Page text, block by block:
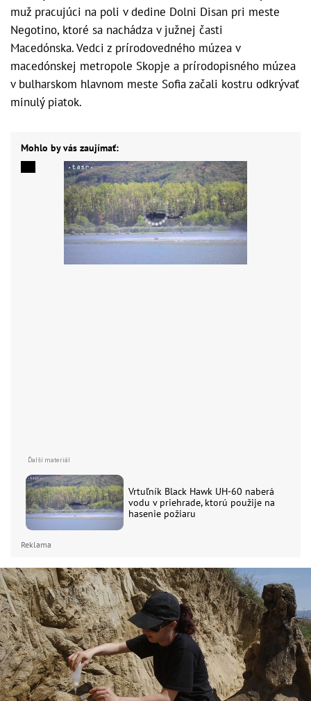
muž pracujúci na poli v dedine Dolni Disan pri meste
Negotino, ktoré sa nachádza v južnej časti
Macedónska. Vedci z prírodovedného múzea v
macedónskej metropole Skopje a prírodopisného múzea
v bulharskom hlavnom meste Sofia začali kostru odkrývať
minulý piatok.
Mohlo by vás zaujímať:
Vrtuľník Black Hawk UH-60 naberá
vodu v priehrade, ktorú použije na
hasenie požiaru
Reklama